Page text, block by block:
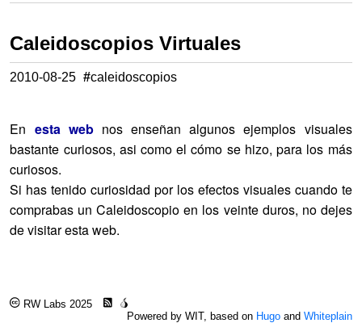
Caleidoscopios Virtuales
2010-08-25 #caleidoscopios
En esta webnos enseñan algunos ejemplos visuales
bastante curiosos, asi como el cómo se hizo, para los más
curiosos.
Si has tenido curiosidad por los efectos visuales cuando te
comprabas un Caleidoscopio en los veinte duros, no dejes
de visitar esta web.
RW Labs 2025
Powered by WIT, based on Hugoand Whiteplain